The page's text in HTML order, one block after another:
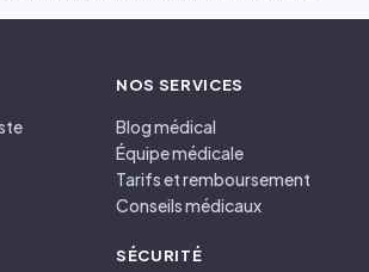
NOS SERVICES
Blog médical
Équipe médicale
Tarifs et remboursement
Conseils médicaux
SÉCURITÉ